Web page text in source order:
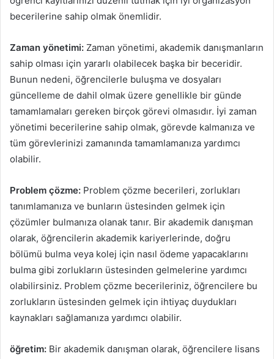
becerilerine sahip olmak önemlidir.
Zaman yönetimi: Zaman yönetimi, akademik danışmanların
sahip olması için yararlı olabilecek başka bir beceridir.
Bunun nedeni, öğrencilerle buluşma ve dosyaları
güncelleme de dahil olmak üzere genellikle bir günde
tamamlamaları gereken birçok görevi olmasıdır. İyi zaman
yönetimi becerilerine sahip olmak, görevde kalmanıza ve
tüm görevlerinizi zamanında tamamlamanıza yardımcı
olabilir.
Problem çözme: Problem çözme becerileri, zorlukları
tanımlamanıza ve bunların üstesinden gelmek için
çözümler bulmanıza olanak tanır. Bir akademik danışman
olarak, öğrencilerin akademik kariyerlerinde, doğru
bölümü bulma veya kolej için nasıl ödeme yapacaklarını
bulma gibi zorlukların üstesinden gelmelerine yardımcı
olabilirsiniz. Problem çözme becerileriniz, öğrencilere bu
zorlukların üstesinden gelmek için ihtiyaç duydukları
kaynakları sağlamanıza yardımcı olabilir.
öğretim: Bir akademik danışman olarak, öğrencilere lisans